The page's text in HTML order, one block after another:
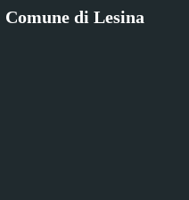
Comune di Lesina